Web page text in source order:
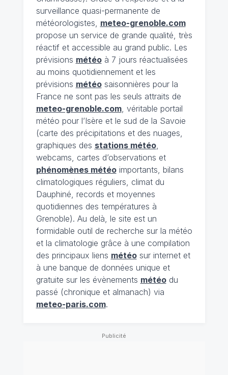
surveillance quasi-permanente de
météorologistes, meteo-grenoble.com
propose un service de grande qualité, très
réactif et accessible au grand public. Les
prévisions météoà 7 jours réactualisées
au moins quotidiennement et les
prévisions météosaisonnières pour la
France ne sont pas les seuls attraits de
meteo-grenoble.com, véritable portail
météo pour l’Isère et le sud de la Savoie
(carte des précipitations et des nuages,
graphiques des stations météo,
webcams, cartes d’observations et
phénomènes météoimportants, bilans
climatologiques réguliers, climat du
Dauphiné, records et moyennes
quotidiennes des températures à
Grenoble). Au delà, le site est un
formidable outil de recherche sur la météo
et la climatologie grâce à une compilation
des principaux liens météosur internet et
à une banque de données unique et
gratuite sur les évènements météodu
passé (chronique et almanach) via
meteo-paris.com.